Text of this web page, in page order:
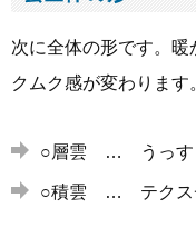
次に全体の形です。
クムク感が変わります
○層雲 … うっす
○積雲 … テクス